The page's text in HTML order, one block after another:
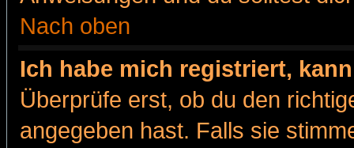
Nach oben
Ich habe mich registriert,
Überprüfe erst, ob du den
angegeben hast. Falls sie